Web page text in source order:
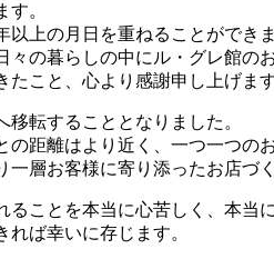
。
上の月日を重ねることができま
の暮らしの中にル・グレ館
こと、心より感謝申し上げます
転することとなりました。
距離はより近く、一つ一つ
層お客様に寄り添ったお店づ
ことを本当に心苦しく、本
ば幸いに存じます。